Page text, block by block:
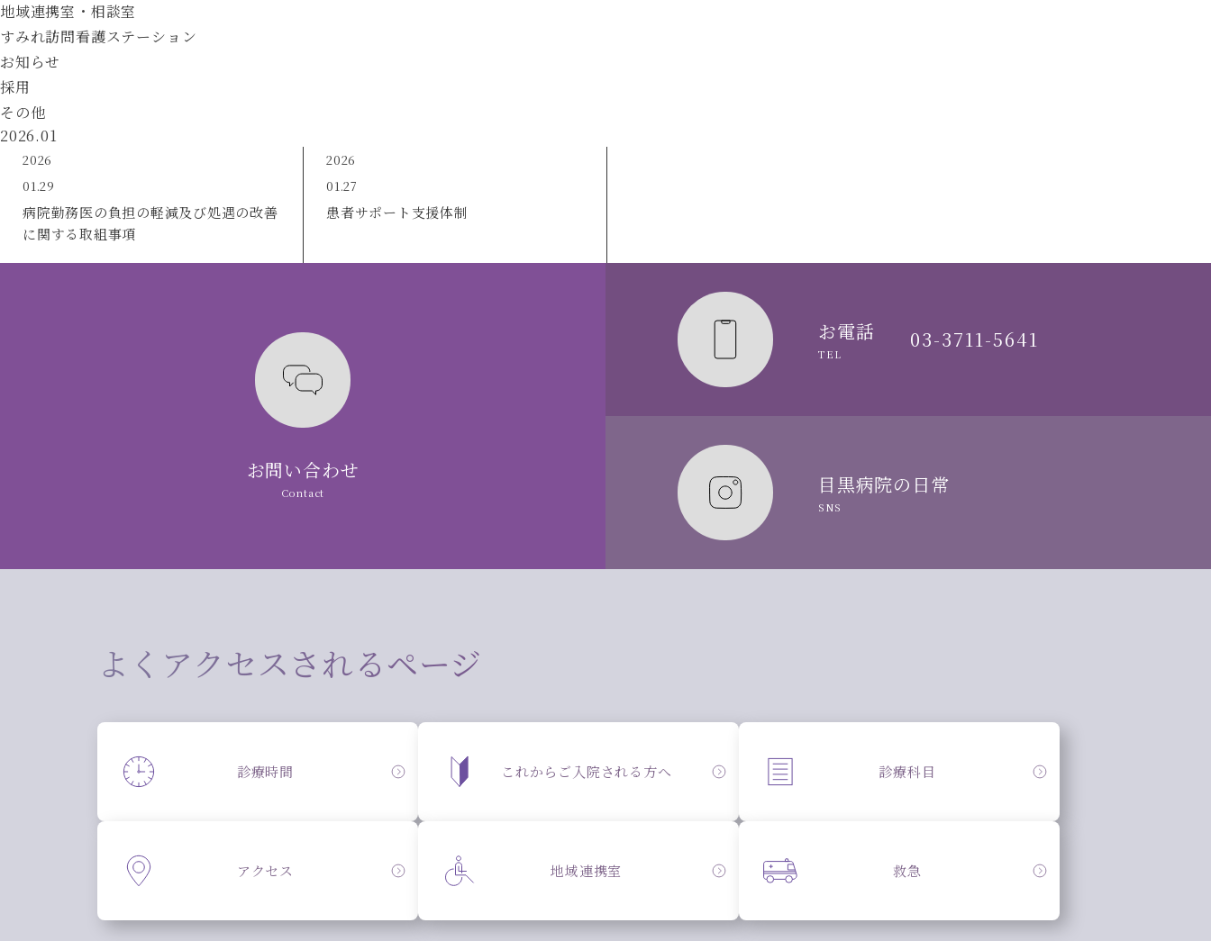
地域連携室・相談室
すみれ訪問看護ステーション
お知らせ
採用
その他
2026.01
2026
01.29
病院勤務医の負担の軽減及び処遇の改善
に関する取組事項
2026
01.27
患者サポート支援体制
お問い合わせ
Contact
お電話
TEL
03-3711-5641
目黒病院の日常
SNS
よくアクセスされるページ
診療時間 これからご入院される方へ 診療科目
アクセス 地域連携室 救急